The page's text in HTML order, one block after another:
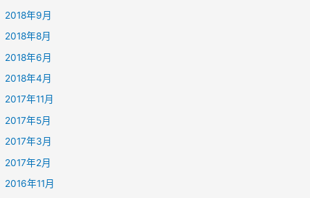
2018年9月
2018年8月
2018年6月
2018年4月
2017年11月
2017年5月
2017年3月
2017年2月
2016年11月